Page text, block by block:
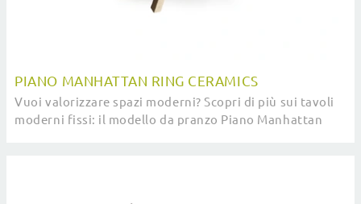
PIANO MANHATTAN RING CERAMICS
Vuoi valorizzare spazi moderni? Scopri di più sui tavoli
moderni fissi: il modello da pranzo Piano Manhattan